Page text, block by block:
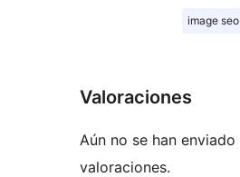
image seo
Valoraciones
Aún no se han enviado
valoraciones.